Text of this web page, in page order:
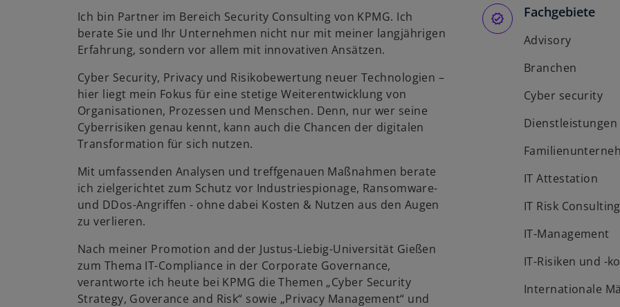
Ich bin Partner im Bereich Security Consulting von KPMG. Ich
berate Sie und Ihr Unternehmen nicht nur mit meiner langjährigen
Erfahrung, sondern vor allem mit innovativen Ansätzen.
Cyber Security, Privacy und Risikobewertung neuer Technologien –
hier liegt mein Fokus für eine stetige Weiterentwicklung von
Organisationen, Prozessen und Menschen. Denn, nur wer seine
Cyberrisiken genau kennt, kann auch die Chancen der digitalen
Transformation für sich nutzen.
Mit umfassenden Analysen und treffgenauen Maßnahmen berate
ich zielgerichtet zum Schutz vor Industriespionage, Ransomware-
und DDos-Angriffen - ohne dabei Kosten & Nutzen aus den Augen
zu verlieren.
Nach meiner Promotion and der Justus-Liebig-Universität Gießen
zum Thema IT-Compliance in der Corporate Governance,
verantworte ich heute bei KPMG die Themen „Cyber Security
Strategy, Goverance and Risk“ sowie „Privacy Management“ und
Fachgebiete
Advisory
Branchen
Cyber security
Dienstleistungen
IT Attestation
IT Risk Consulting
IT-Management
IT-Risiken und -
Internationale